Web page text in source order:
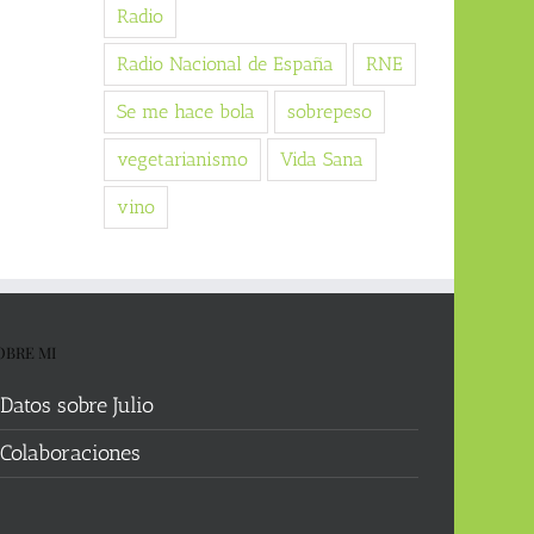
Radio
Radio Nacional de España RNE
Se me hace bola sobrepeso
vegetarianismo Vida Sana
vino
MI
Datos sobre Julio
Colaboraciones